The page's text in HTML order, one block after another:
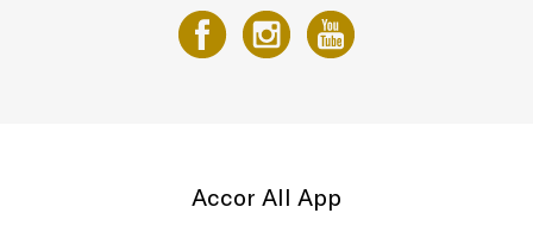
Accor All App